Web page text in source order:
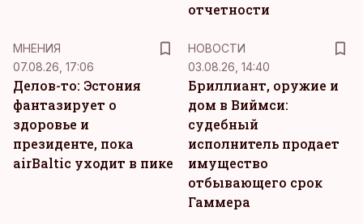
отчетности
MНЕНИЯ
07.08.26, 17:06
Делов-то: Эстония
фантазирует о
здоровье и
президенте, пока
airBaltic уходит в пике
НОВОСТИ
03.08.26, 14:40
Бриллиант, оружие и
дом в Виймси:
судебный
исполнитель продает
имущество
отбывающего срок
Гаммера